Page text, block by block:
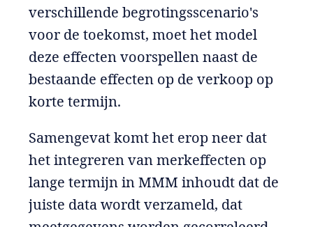
verschillende begrotingsscenario's
voor de toekomst, moet het model
deze effecten voorspellen naast de
bestaande effecten op de verkoop op
korte termijn.
Samengevat komt het erop neer dat
het integreren van merkeffecten op
lange termijn in MMM inhoudt dat de
juiste data wordt verzameld, dat